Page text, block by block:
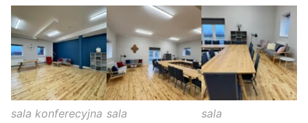
sala konferecyjna sala
sala